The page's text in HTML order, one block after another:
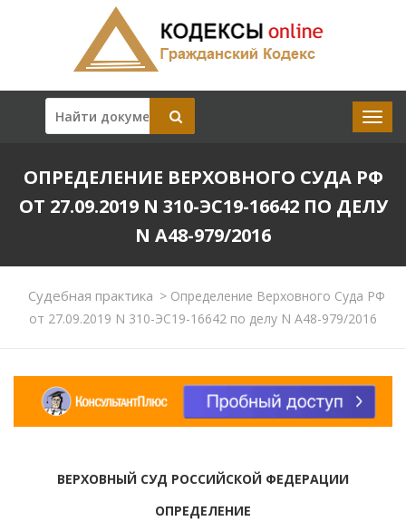
ОПРЕДЕЛЕНИЕ ВЕРХОВНОГО СУДА РФ
ОТ 27.09.2019 N 310-ЭС19-16642 ПО ДЕЛУ
N А48-979/2016
Судебная практика >Определение Верховного Суда РФ
от 27.09.2019 N 310-ЭС19-16642 по делу N А48-979/2016
ВЕРХОВНЫЙ СУД РОССИЙСКОЙ ФЕДЕРАЦИИ
ОПРЕДЕЛЕНИЕ